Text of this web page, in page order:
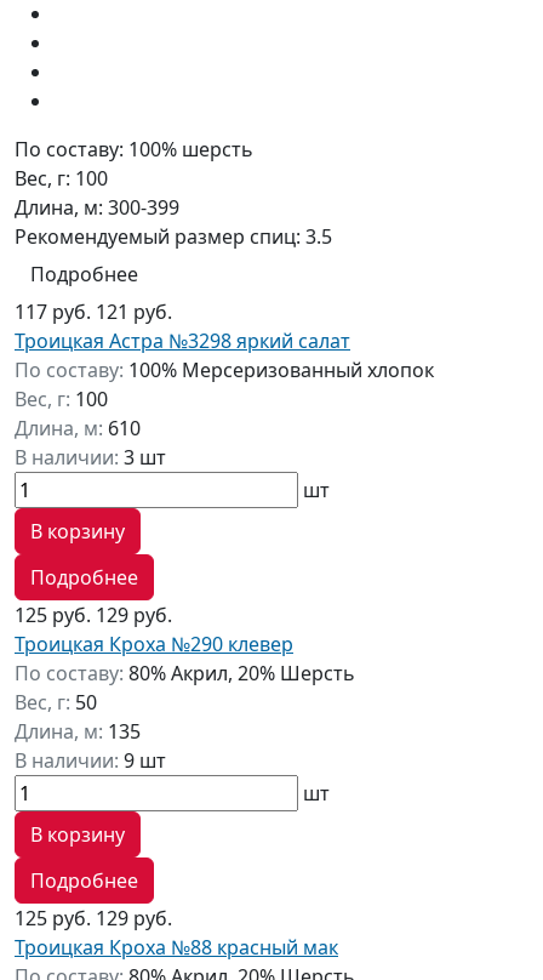
По составу: 100% шерсть
Вес, г: 100
Длина, м: 300-399
Рекомендуемый размер спиц: 3.5
Подробнее
117 руб. 121 руб.
Троицкая Астра №3298 яркий салат
По составу: 100% Мерсеризованный хлопок
Вес, г: 100
Длина, м: 610
В наличии: 3 шт
шт
В корзину
Подробнее
125 руб. 129 руб.
Троицкая Кроха №290 клевер
По составу: 80% Акрил, 20% Шерсть
Вес, г: 50
Длина, м: 135
В наличии: 9 шт
шт
В корзину
Подробнее
125 руб. 129 руб.
Троицкая Кроха №88 красный мак